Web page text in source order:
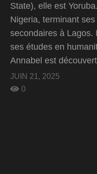
State), elle est
Nigeria, terminant
secondaires à Lagos.
ses études en
Annabel est
JUIN 21, 2025
0